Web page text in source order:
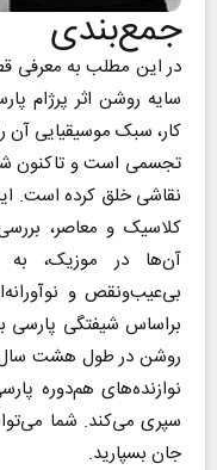
جمع‌بندی
در این مطلب به معرفی
سایه روشن اثر پرژام
کار، سبک موسیقیایی آن
تجسمی است و تاکنون
نقاشی خلق کرده است.
کلاسیک و معاصر،
آن‌ها در موزیک، به
بی‌عیب‌ونقص و
براساس شیفتگی پارسی
روشن در طول هشت سال
نوازنده‌های هم‌دوره
سپری می‌کند. شما
جان بسپارید.